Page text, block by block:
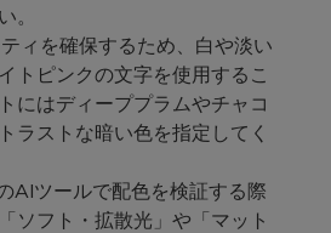
。
ィを確保するため、白や淡い
トピンクの文字を使用するこ
にはディーププラムやチャコ
ラストな暗い色を指定してく
ツールで配色を検証する際
ソフト・拡散光」や「マット